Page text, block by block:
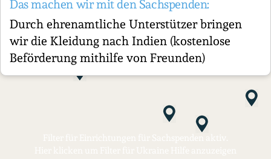
Das machen wir mit den Sachspenden:
Durch ehrenamtliche Unterstützer bringen
wir die Kleidung nach Indien (kostenlose
Beförderung mithilfe von Freunden)